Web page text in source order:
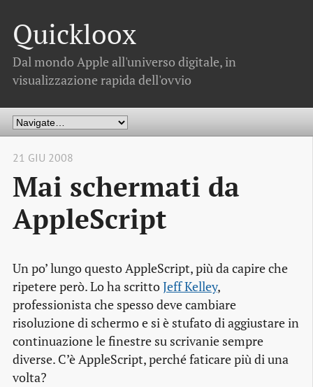
Quickloox
Dal mondo Apple all'universo digitale, in
visualizzazione rapida dell'ovvio
21 GIU 2008
Mai schermati da
AppleScript
Un po’ lungo questo AppleScript, più da capire che
ripetere però. Lo ha scrittoJeff Kelley,
professionista che spesso deve cambiare
risoluzione di schermo e si è stufato di aggiustare in
continuazione le finestre su scrivanie sempre
diverse. C’è AppleScript, perché faticare più di una
volta?